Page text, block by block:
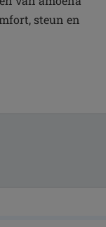
steun en